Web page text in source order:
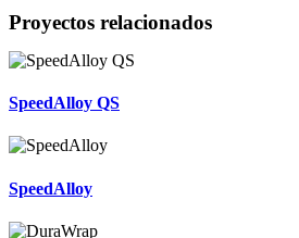
Proyectos relacionados
SpeedAlloy QS
SpeedAlloy